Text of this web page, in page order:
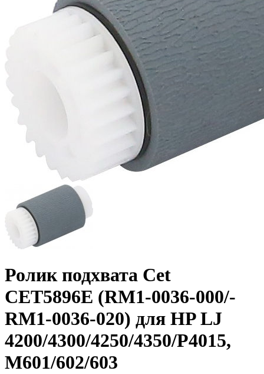
Ролик подхвата Cet
CET5896E (RM1-0036-000/­
RM1-0036-020) для HP LJ
4200/­4300/­4250/­4350/­P4015,
M601/­602/­603